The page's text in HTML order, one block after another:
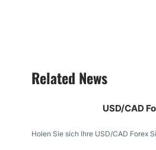
Related News
USD/CAD
Holen Sie sich Ihre USD/CAD Forex